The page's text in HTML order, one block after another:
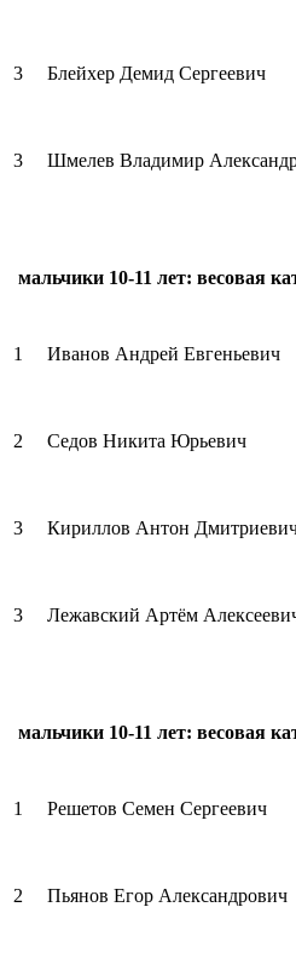
3 Блейхер Демид Сергеевич
3 Шмелев Владимир
мальчики 10-11 лет: весовая
1 Иванов Андрей Евгеньевич
2 Седов Никита Юрьевич
3 Кириллов Антон
3 Лежавский Артём
мальчики 10-11 лет: весовая
1 Решетов Семен Сергеевич
2 Пьянов Егор Александрович